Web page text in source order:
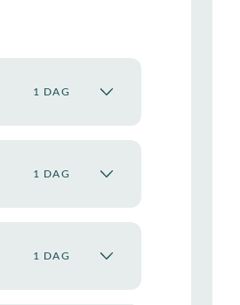
1 DAG
1 DAG
1 DAG